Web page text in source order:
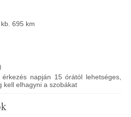
kb. 695 km
napján 15 órától lehetséges,
kell elhagyni a szobákat